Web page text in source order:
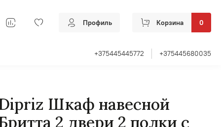
Профиль Корзина 0
+375445445772 +375445680035
Шкаф навесной
2 двери 2 полки с